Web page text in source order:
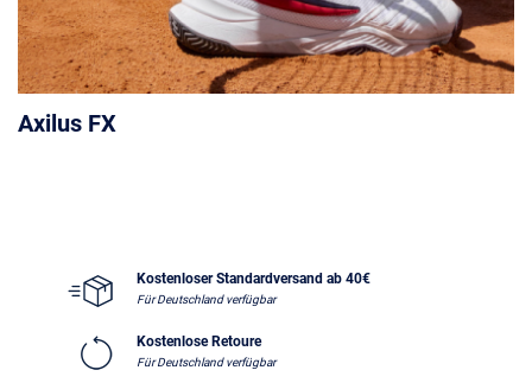
Axilus FX
Kostenloser Standardversand ab 40€
Für Deutschland verfügbar
Kostenlose Retoure
Für Deutschland verfügbar